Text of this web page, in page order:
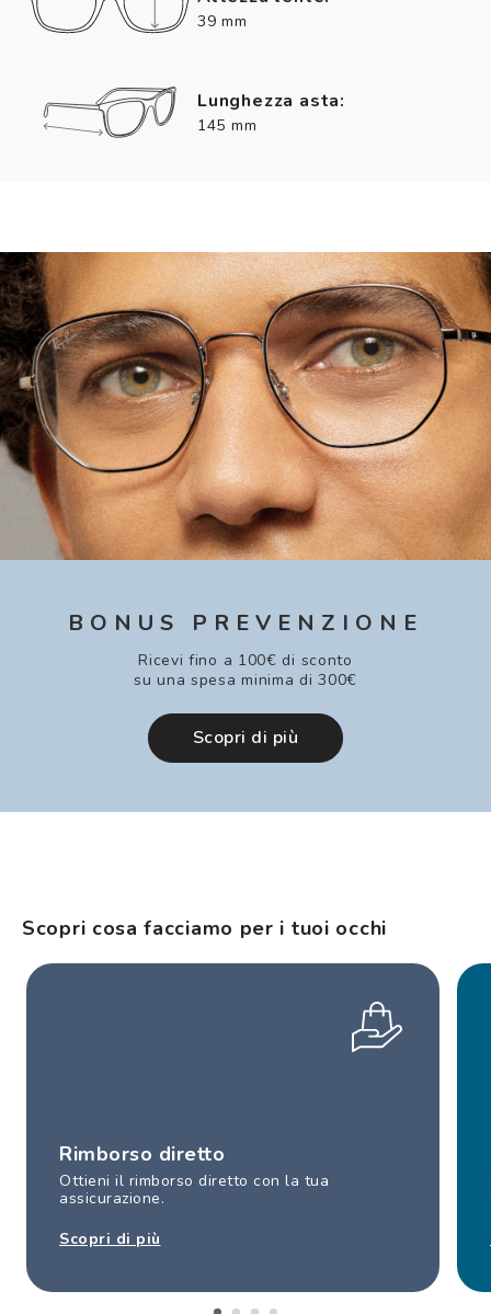
39 mm
Lunghezza asta:
145 mm
BONUS PREVENZIONE
Ricevi fino a 100€ di sconto
su una spesa minima di 300€
Scopri di più
Scopri cosa facciamo per i tuoi occhi
Rimborso diretto
Ottieni il rimborso diretto con la tua
assicurazione.
Scopri di più